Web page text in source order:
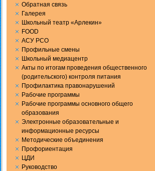
Обратная связь
Галерея
Школьный театр «Арлекин»
FOOD
АСУ РСО
Профильные смены
Школьный медиацентр
Акты по итогам проведения общественного
(родительского) контроля питания
Профилактика правонарушений
Рабочие программы
Рабочие программы основного общего
образования
Электронные образовательные и
информационные ресурсы
Методические объединения
Профориентация
ЦДИ
Руководство